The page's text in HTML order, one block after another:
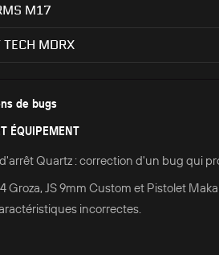
M17
TECH MDRX
de bugs
ÉQUIPEMENT
Quartz : correction d'un bug qui
Groza, JS 9mm Custom et Pistolet
incorrectes.